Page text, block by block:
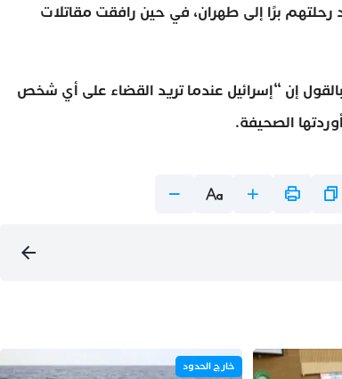
رحلتهم برًا إلى طهران، في حين رافقت مقاتلات
إن “إسرائيل عندما تريد القضاء على أي شخص
الصحيفة.
خارج الحدود